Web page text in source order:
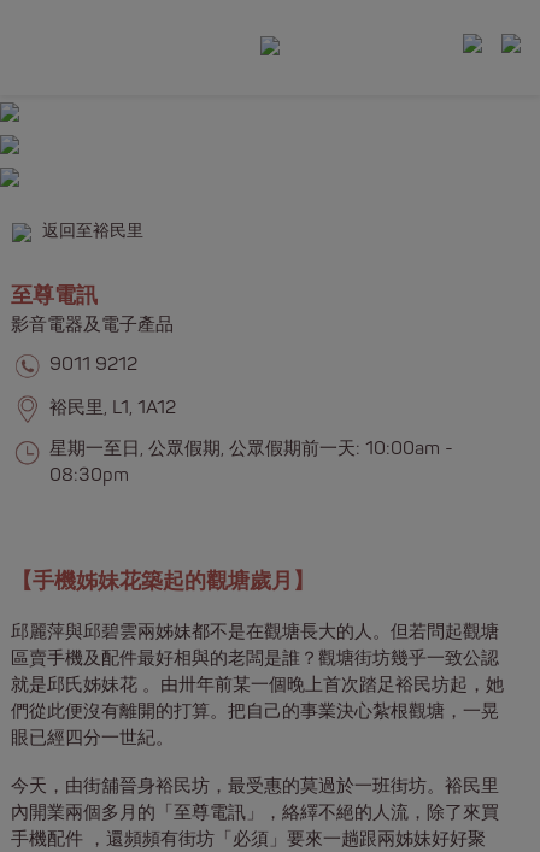
返回至裕民里
至尊電訊
影音電器及電子產品
9011 9212
裕民里, L1, 1A12
星期一至日, 公眾假期, 公眾假期前一天: 10:00am -
08:30pm
【手機姊妹花築起的觀塘歲月】
邱麗萍與邱碧雲兩姊妹都不是在觀塘長大的人。但若問起觀塘
區賣手機及配件最好相與的老闆是誰？觀塘街坊幾乎一致公認
就是邱氏姊妹花 。由卅年前某一個晚上首次踏足裕民坊起，她
們從此便沒有離開的打算。把自己的事業決心紮根觀塘，一晃
眼已經四分一世紀。
今天，由街舖晉身裕民坊，最受惠的莫過於一班街坊。裕民里
內開業兩個多月的「至尊電訊」，絡繹不絕的人流，除了來買
手機配件 ，還頻頻有街坊「必須」要來一趟跟兩姊妹好好聚